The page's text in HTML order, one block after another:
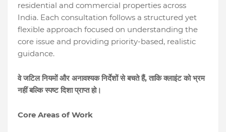
residential and commercial properties across
India. Each consultation follows a structured yet
flexible approach focused on understanding the
core issue and providing priority-based, realistic
guidance.
वे जटिल नियमों और अनावश्यक निर्देशों से बचते हैं, ताकि क्लाइंट को भ्रम
नहीं बल्कि स्पष्ट दिशा प्राप्त हो।
Core Areas of Work